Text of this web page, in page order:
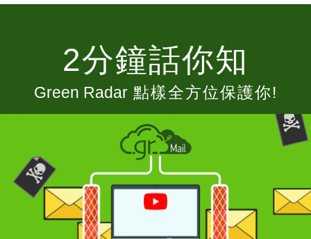
2分鐘話你知
Green Radar點樣全方位保護你!